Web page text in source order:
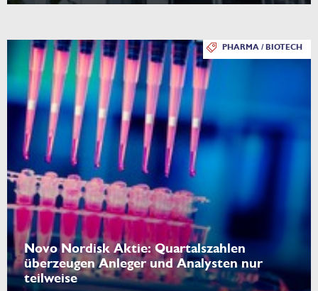
PHARMA / BIOTECH
Novo Nordisk Aktie: Quartalszahlen
überzeugen Anleger und Analysten nur
teilweise